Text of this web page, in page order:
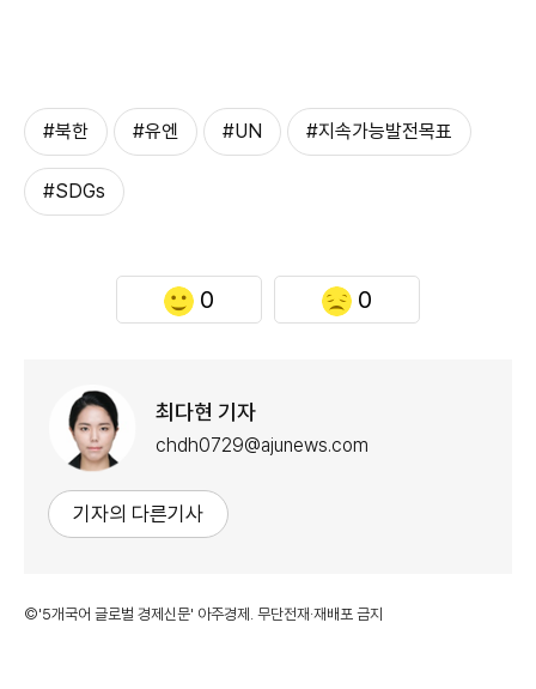
#북한 #유엔 #UN #지속가능발전목표
#SDGs
0 0
최다현 기자
chdh0729@ajunews.com
기자의 다른기사
©'5개국어 글로벌 경제신문' 아주경제. 무단전재·재배포 금지